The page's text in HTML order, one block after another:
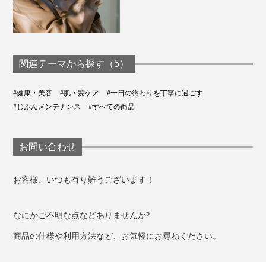
関連テーマから探す（5）
#健康・美容 #肌・髪ケア
#一日の終わりを丁寧に過ごす
#じぶんメンテナンス
#すべての商品
お問い合わせ
お客様、いつも有り難うございます！
なにかご不明な点などありませんか?
商品の仕様や利用方法など、お気軽にお尋ねください。